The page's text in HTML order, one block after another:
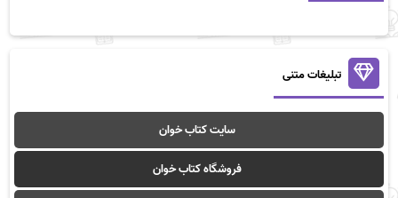
تبلیغات متنی
سایت کتاب خوان
فروشگاه کتاب خوان